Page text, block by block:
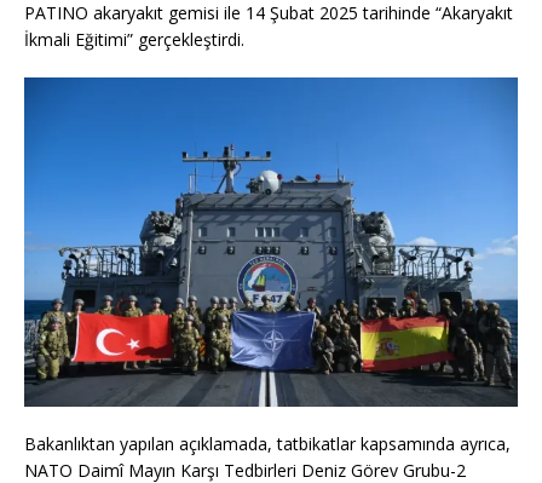
PATINO akaryakıt gemisi ile 14 Şubat 2025 tarihinde “Akaryakıt
İkmali Eğitimi” gerçekleştirdi.
Bakanlıktan yapılan açıklamada, tatbikatlar kapsamında ayrıca,
NATO Daimî Mayın Karşı Tedbirleri Deniz Görev Grubu-2